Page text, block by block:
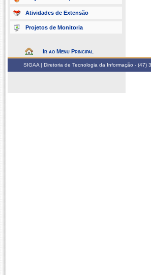
Atividades de Extensão
Projetos de Monitoria
Ir ao Menu Principal
SIGAA | Diretoria de Tecnologia da Informação -